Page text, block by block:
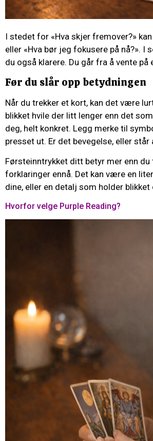
I stedet for «Hva skjer fremover?»
eller «Hva bør jeg fokusere på nå?».
du også klarere. Du går fra å vente
Før du slår opp betydningen
Når du trekker et kort, kan det være
blikket hvile der litt lenger enn det
deg, helt konkret. Legg merke til
presset ut. Er det bevegelse, eller står
Førsteinntrykket ditt betyr mer enn
forklaringer ennå. Det kan være en
dine, eller en detalj som holder
Hvorfor velge Purple Reading?